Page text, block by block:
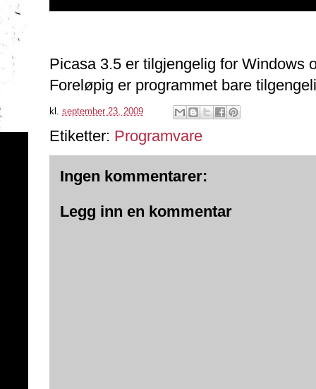
Picasa 3.5 er tilgjengelig for Windows
Foreløpig er programmet bare
kl. september 23, 2009
Etiketter: Programvare
Ingen kommentarer:
Legg inn en kommentar